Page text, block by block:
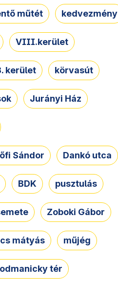
műtét kedvezmény
VIII.kerület
kerület körvasút
Jurányi Ház
Sándor Dankó utca
BDK pusztulás
Zoboki Gábor
mátyás műjég
tér